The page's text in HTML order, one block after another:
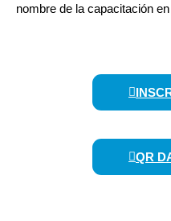
nombre de la capacitación
QR